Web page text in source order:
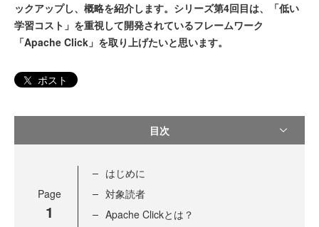
ックアップし、概略を紹介します。シリーズ第4回目は、「低い
学習コスト」を重視して開発されているフレームワーク
「Apache Click」を取り上げたいと思います。
ポスト
目次
Page
1
はじめに
対象読者
Apache Clickとは？